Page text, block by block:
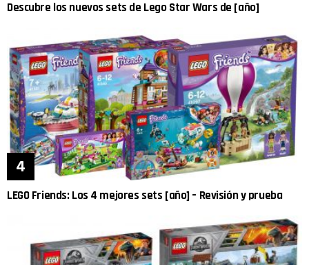
Descubre los nuevos sets de Lego Star Wars de [año]
LEGO Friends: Los 4 mejores sets [año] – Revisión y prueba